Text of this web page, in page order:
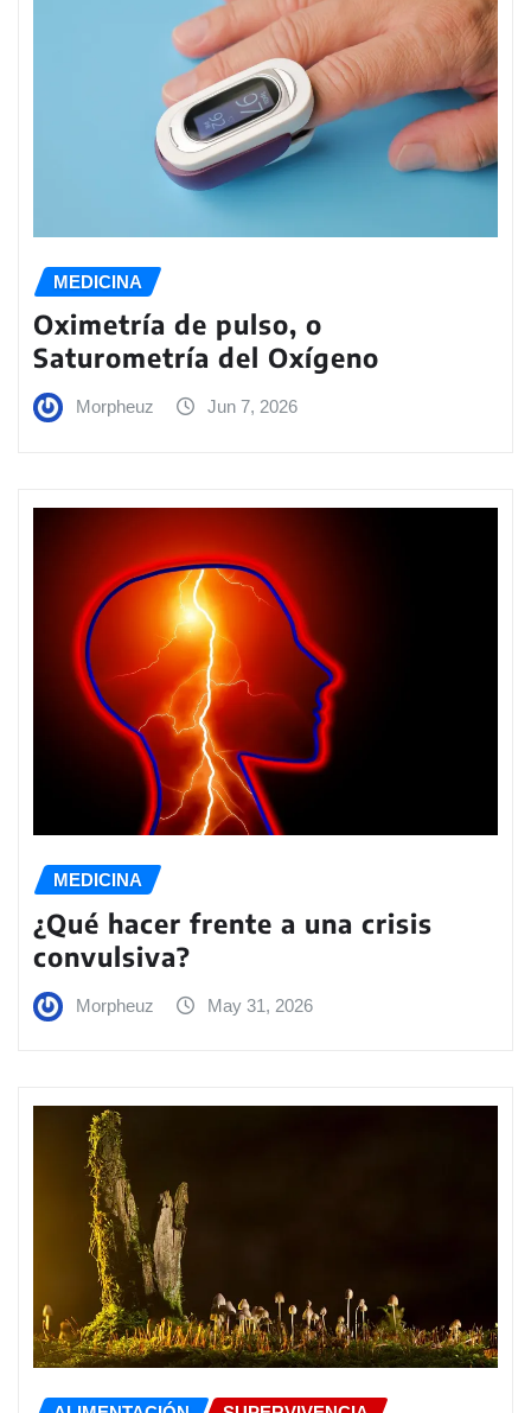
MEDICINA
Oximetría de pulso, o
Saturometría del Oxígeno
Morpheuz Jun 7, 2026
MEDICINA
¿Qué hacer frente a una crisis
convulsiva?
Morpheuz May 31, 2026